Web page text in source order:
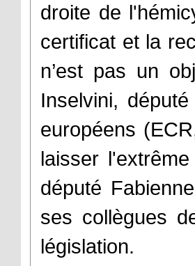
droite de
certificat et la
n’est pas un
Inselvini,
européens
laisser
député
ses collègues
législation.